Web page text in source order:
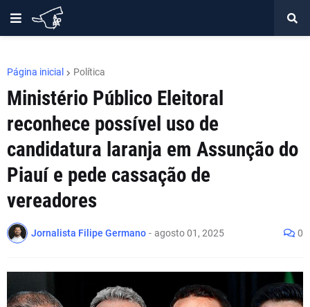
Página inicial Política
Ministério Público Eleitoral
reconhece possível uso de
candidatura laranja em Assunção do
Piauí e pede cassação de
vereadores
Jornalista Filipe Germano - agosto 01, 2025 0